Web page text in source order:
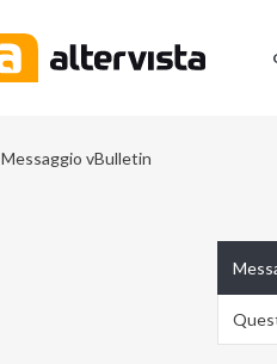
Messaggio vBulletin